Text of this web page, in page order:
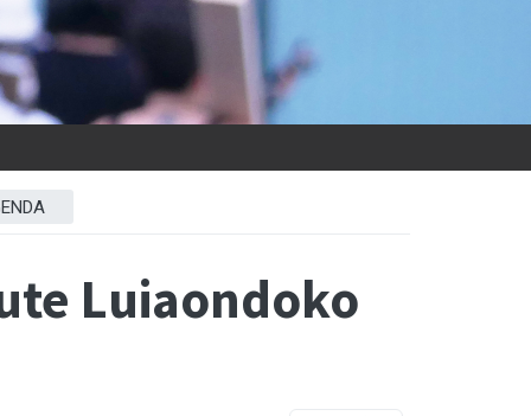
Luiaondoko